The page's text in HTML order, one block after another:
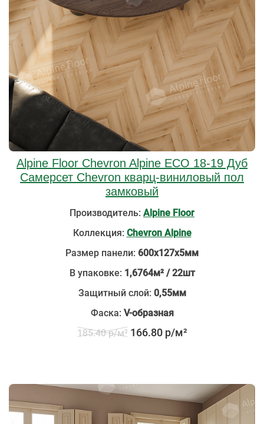
Alpine Floor Chevron Alpine ECO 18-19 Дуб
Самерсет Chevron кварц-виниловый пол
замковый
Производитель: Alpine Floor
Коллекция: Chevron Alpine
Размер панели: 600х127х5мм
В упаковке: 1,6764м² / 22шт
Защитный слой: 0,55мм
Фаска: V-образная
185.40 р/м² 166.80 р/м²